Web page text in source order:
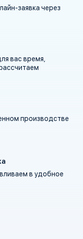
заявка через
вас время,
производстве
в удобное